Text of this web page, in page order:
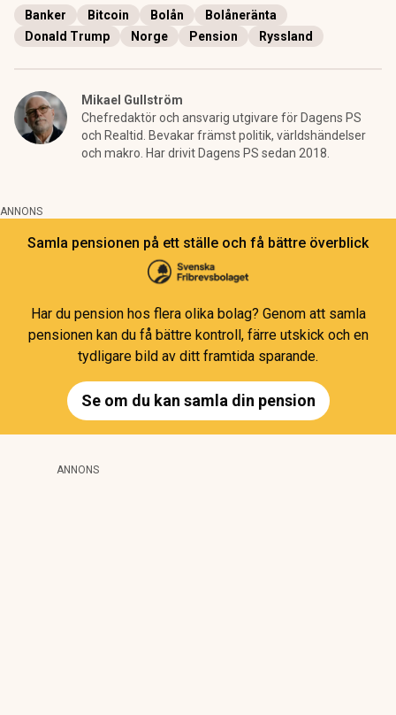
Banker Bitcoin Bolån
Bolåneränta
Donald Trump
Norge Pension Ryssland
Mikael Gullström
Chefredaktör och ansvarig utgivare för Dagens PS
och Realtid. Bevakar främst politik, världshändelser
och makro. Har drivit Dagens PS sedan 2018.
ANNONS
Samla pensionen på ett ställe och få bättre överblick
Har du pension hos flera olika bolag? Genom att samla
pensionen kan du få bättre kontroll, färre utskick och en
tydligare bild av ditt framtida sparande.
Se om du kan samla din pension
ANNONS